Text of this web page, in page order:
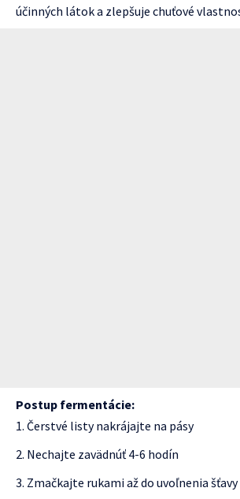
účinných látok a zlepšuje chuťové
Postup fermentácie:
Čerstvé listy nakrájajte na pásy
Nechajte zavädnúť 4-6 hodín
Zmačkajte rukami až do uvoľnenia šťavy